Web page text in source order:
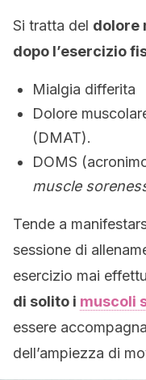
Si tratta del dolore
dopo l’esercizio
Mialgia differita
Dolore
(DMAT).
DOMS
muscle
Tende a
sessione di
esercizio mai
di solito i muscoli
essere
dell’ampiezza di